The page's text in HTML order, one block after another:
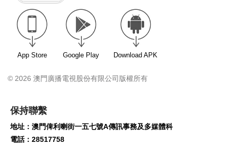
App Store Google Play Download APK
© 2026 澳門廣播電視股份有限公司版權所有
保持聯繫
地址：澳門俾利喇街一五七號A傳訊事務及多媒體科
電話：28517758